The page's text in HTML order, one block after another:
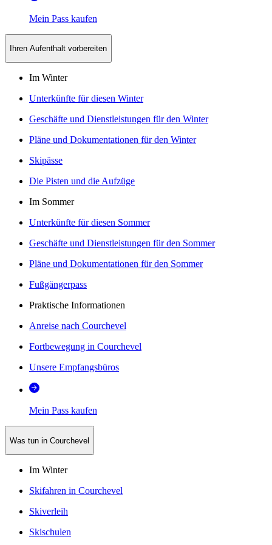
Mein Pass kaufen
Ihren Aufenthalt vorbereiten
Im Winter
Unterkünfte für diesen Winter
Geschäfte und Dienstleistungen für den Winter
Pläne und Dokumentationen für den Winter
Skipässe
Die Pisten und die Aufzüge
Im Sommer
Unterkünfte für diesen Sommer
Geschäfte und Dienstleistungen für den Sommer
Pläne und Dokumentationen für den Sommer
Fußgängerpass
Praktische Informationen
Anreise nach Courchevel
Fortbewegung in Courchevel
Unsere Empfangsbüros
Mein Pass kaufen
Was tun in Courchevel
Im Winter
Skifahren in Courchevel
Skiverleih
Skischulen